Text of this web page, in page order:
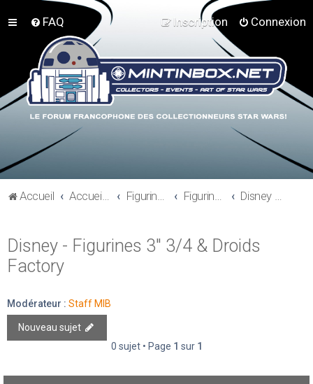
FAQ Connexion
Inscription
Accueil Accueil du forum Figurines 3"3/4, Playsets, Vaisseaux,… Figurines Actuelles Disney - Figurines 3" 3/4 & Droids Factory
Disney - Figurines 3" 3/4 & Droids
Factory
Modérateur : Staff MIB
Nouveau sujet
0 sujet • Page 1 sur 1